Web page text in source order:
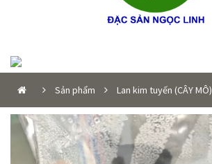
Sản phẩm Lan kim tuyến (CÂY MÔ)